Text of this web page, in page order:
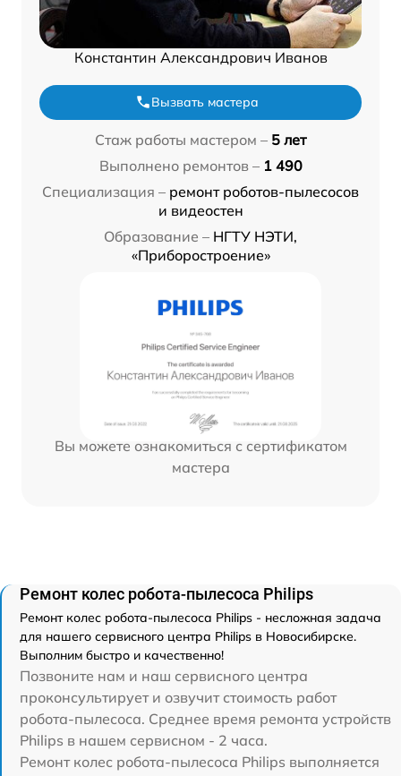
Константин Александрович Иванов
Вызвать мастера
Стаж работы мастером – 5 лет
Выполнено ремонтов – 1 490
Специализация – ремонт роботов-пылесосов
и видеостен
Образование – НГТУ НЭТИ,
«Приборостроение»
Вы можете ознакомиться с сертификатом
мастера
Ремонт колес робота-пылесоса Philips
Ремонт колес робота-пылесоса Philips - несложная задача
для нашего сервисного центра Philips в Новосибирске.
Выполним быстро и качественно!
Позвоните нам и наш сервисного центра
проконсультирует и озвучит стоимость работ
робота-пылесоса. Среднее время ремонта устройств
Philips в нашем сервисном - 2 часа.
Ремонт колес робота-пылесоса Philips выполняется